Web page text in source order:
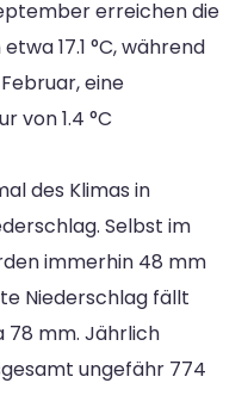
erreichen die
17.1 °C, während
eine
von 1.4 °C
des Klimas in
Selbst im
immerhin 48 mm
Niederschlag fällt
78 mm. Jährlich
ungefähr 774